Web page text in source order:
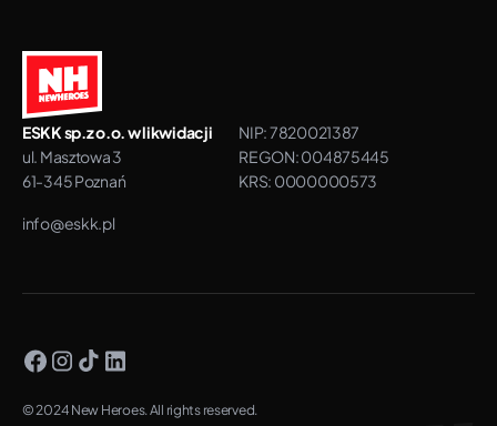
ESKK sp.z o.o. w likwidacji
ul. Masztowa 3
61-345 Poznań
NIP: 7820021387
REGON: 004875445
KRS: 0000000573
info@eskk.pl
© 2024 New Heroes. All rights reserved.